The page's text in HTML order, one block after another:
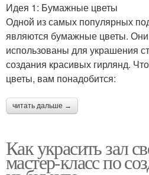
Идея 1: Бумажные цветы
Одной из самых популярных
являются бумажные цветы. Они
использованы для украшения
создания красивых гирлянд.
цветы, вам понадобится:
читать дальше →
Как украсить зал
мастер-класс по